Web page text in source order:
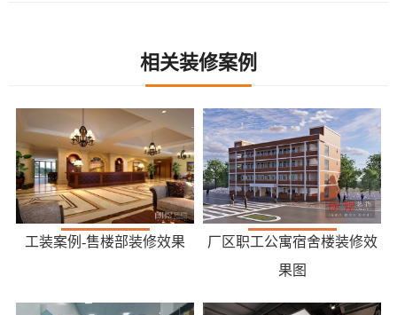
相关装修案例
工装案例-售楼部装修效果
厂区职工公寓宿舍楼装修效
果图